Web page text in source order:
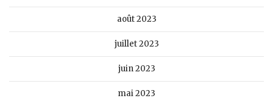
août 2023
juillet 2023
juin 2023
mai 2023